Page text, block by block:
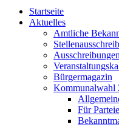
Startseite
Aktuelles
Amtliche
Ausschreibungen
Bürgermagazin
Kommunalwahl
Für